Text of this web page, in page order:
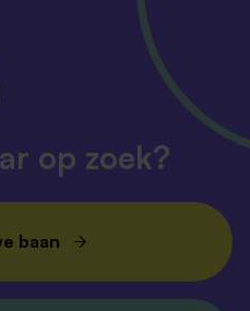
op zoek?
baan